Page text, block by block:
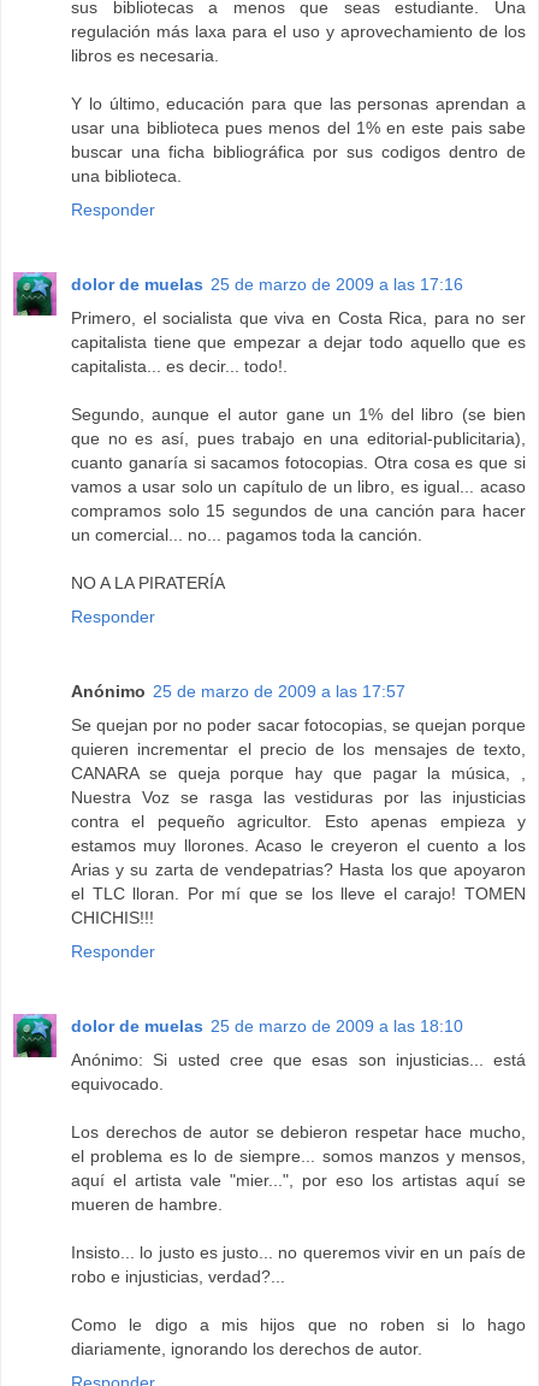
sus bibliotecas a menos que seas estudiante. Una
regulación más laxa para el uso y aprovechamiento de los
libros es necesaria.
Y lo último, educación para que las personas aprendan a
usar una biblioteca pues menos del 1% en este pais sabe
buscar una ficha bibliográfica por sus codigos dentro de
una biblioteca.
Responder
dolor de muelas 25 de marzo de 2009 a las 17:16
Primero, el socialista que viva en Costa Rica, para no ser
capitalista tiene que empezar a dejar todo aquello que es
capitalista... es decir... todo!.
Segundo, aunque el autor gane un 1% del libro (se bien
que no es así, pues trabajo en una editorial-publicitaria),
cuanto ganaría si sacamos fotocopias. Otra cosa es que si
vamos a usar solo un capítulo de un libro, es igual... acaso
compramos solo 15 segundos de una canción para hacer
un comercial... no... pagamos toda la canción.
NO A LA PIRATERÍA
Responder
Anónimo 25 de marzo de 2009 a las 17:57
Se quejan por no poder sacar fotocopias, se quejan porque
quieren incrementar el precio de los mensajes de texto,
CANARA se queja porque hay que pagar la música, ,
Nuestra Voz se rasga las vestiduras por las injusticias
contra el pequeño agricultor. Esto apenas empieza y
estamos muy llorones. Acaso le creyeron el cuento a los
Arias y su zarta de vendepatrias? Hasta los que apoyaron
el TLC lloran. Por mí que se los lleve el carajo! TOMEN
CHICHIS!!!
Responder
dolor de muelas 25 de marzo de 2009 a las 18:10
Anónimo: Si usted cree que esas son injusticias... está
equivocado.
Los derechos de autor se debieron respetar hace mucho,
el problema es lo de siempre... somos manzos y mensos,
aquí el artista vale "mier...", por eso los artistas aquí se
mueren de hambre.
Insisto... lo justo es justo... no queremos vivir en un país de
robo e injusticias, verdad?...
Como le digo a mis hijos que no roben si lo hago
diariamente, ignorando los derechos de autor.